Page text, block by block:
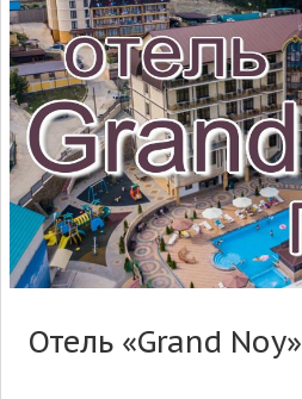
Отель «Grand Noy»